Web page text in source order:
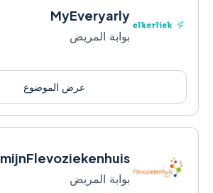
MyEveryarly
بوابة المريض
عرض الموضوع
mijnFlevoziekenhuis
بوابة المريض